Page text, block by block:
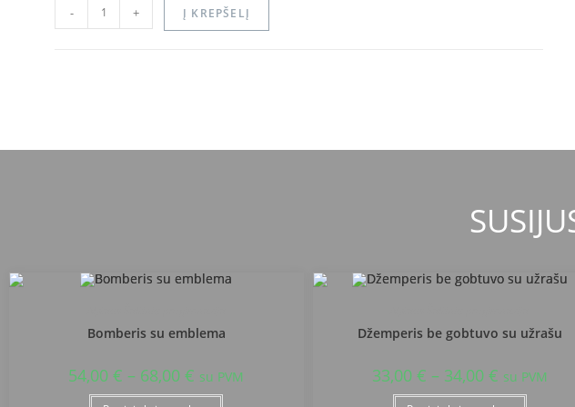
- + Į KREPŠELĮ
Bomberis su emblema
54,00€ – 68,00€ su PVM
Džemperis be gobtuvo su užrašu
33,00 € – 34,00 € su PVM